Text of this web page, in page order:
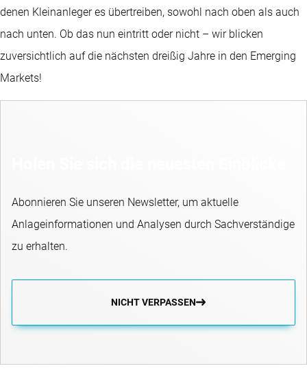
denen Kleinanleger es übertreiben, sowohl nach oben als auch
nach unten. Ob das nun eintritt oder nicht – wir blicken
zuversichtlich auf die nächsten dreißig Jahre in den Emerging
Markets!
Abonnieren Sie unseren Newsletter, um aktuelle
Anlageinformationen und Analysen durch Sachverständige
zu erhalten.
NICHT VERPASSEN